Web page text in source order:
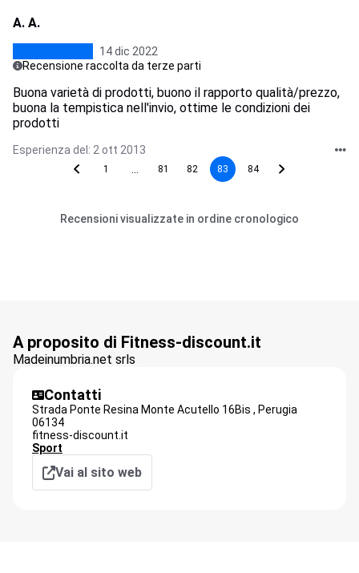
A. A.
14 dic 2022
Recensione raccolta da terze parti
Buona varietà di prodotti, buono il rapporto qualità/prezzo,
buona la tempistica nell'invio, ottime le condizioni dei
prodotti
Esperienza del: 2 ott 2013
1 81 82 83 84
Recensioni visualizzate in ordine cronologico
A proposito di Fitness-discount.it
Madeinumbria.net srls
Contatti
Strada Ponte Resina Monte Acutello 16Bis , Perugia
06134
fitness-discount.it
Sport
Vai al sito web